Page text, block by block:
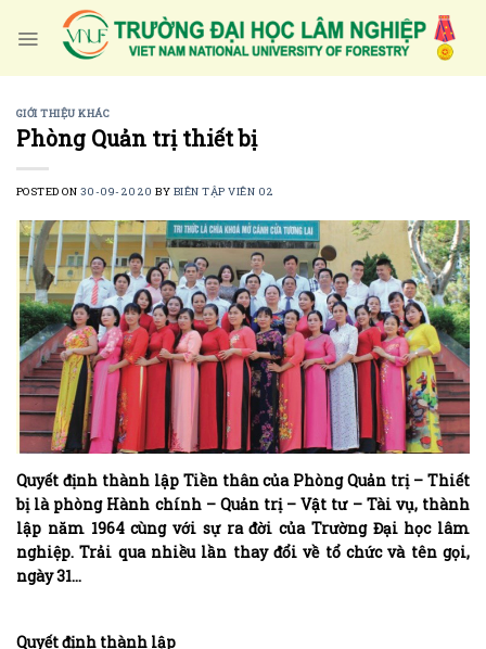
GIỚI THIỆU KHÁC
Phòng Quản trị thiết bị
POSTED ON 30-09-2020 BY BIÊN TẬP VIÊN 02
Quyết định thành lập Tiền thân của Phòng Quản trị – Thiết
bị là phòng Hành chính – Quản trị – Vật tư – Tài vụ, thành
lập năm 1964 cùng với sự ra đời của Trường Đại học lâm
nghiệp. Trải qua nhiều lần thay đổi về tổ chức và tên gọi,
ngày 31…
Quyết định thành lập